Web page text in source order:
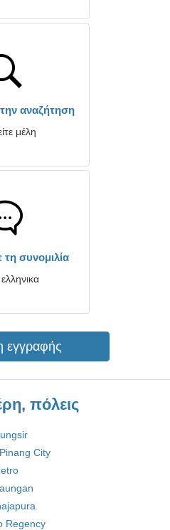
αναζήτηση
μέλη
τη συνομιλία
εγγραφής
πόλεις
City
Regency